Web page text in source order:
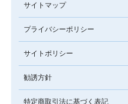
サイトマップ
プライバシーポリシー
サイトポリシー
勧誘方針
特定商取引法に基づく表記